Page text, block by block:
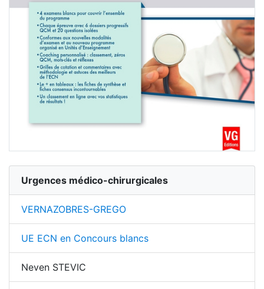
Urgences médico-chirurgicales
VERNAZOBRES-GREGO
UE ECN en Concours blancs
Neven STEVIC